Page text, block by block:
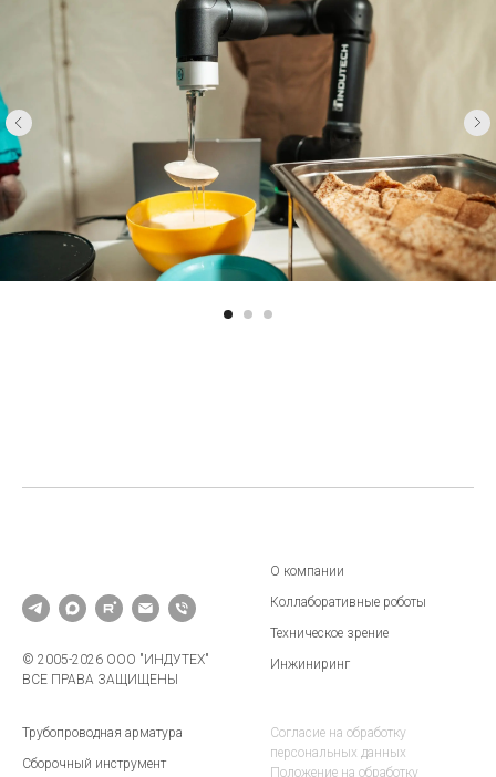
© 2005-2026 ООО "ИНДУТЕХ"
ВСЕ ПРАВА ЗАЩИЩЕНЫ
О компании
Коллаборативные роботы
Техническое зрение
Инжиниринг
Трубопроводная арматура
Сборочный инструмент
Согласие на обработку
персональных данных
Положение на обработку